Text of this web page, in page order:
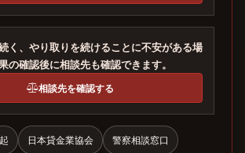
く、やり取りを続けることに不安がある場
の確認後に相談先も確認できます。
相談先を確認する
日本貸金業協会 警察相談窓口